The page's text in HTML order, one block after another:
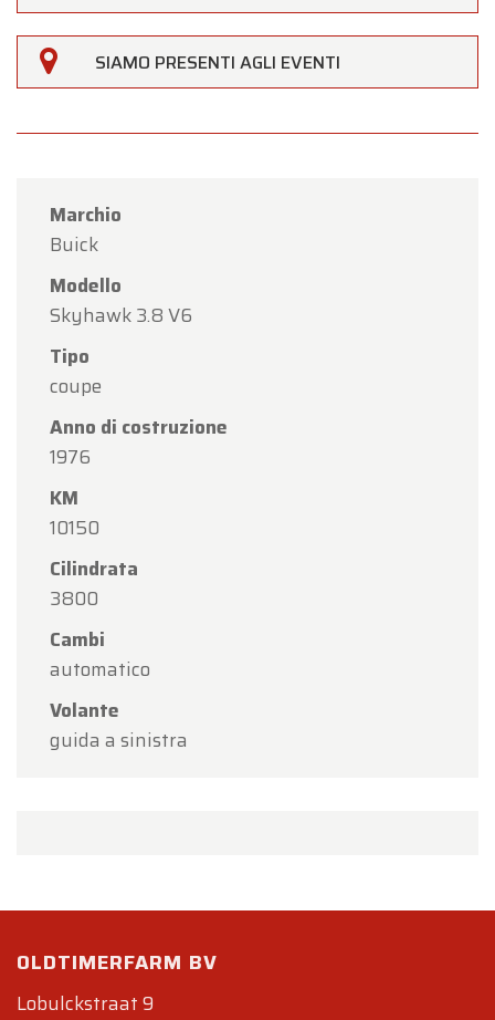
SIAMO PRESENTI AGLI EVENTI
Marchio
Buick
Modello
Skyhawk 3.8 V6
Tipo
coupe
Anno di costruzione
1976
KM
10150
Cilindrata
3800
Cambi
automatico
Volante
guida a sinistra
OLDTIMERFARM BV
Lobulckstraat 9